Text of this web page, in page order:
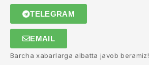
TELEGRAM
EMAIL
Barcha xabarlarga albatta javob beramiz!